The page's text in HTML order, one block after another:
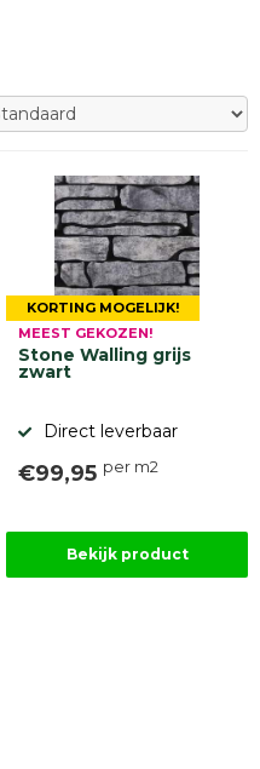
KORTING MOGELIJK!
MEEST GEKOZEN!
Stone Walling grijs
zwart
Direct leverbaar
€99,95 per m2
Bekijk product